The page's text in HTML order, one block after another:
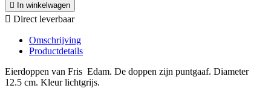
 In winkelwagen
 Direct leverbaar
Omschrijving
Productdetails
Eierdoppen van Fris Edam. De doppen zijn puntgaaf. Diameter
12.5 cm. Kleur lichtgrijs.